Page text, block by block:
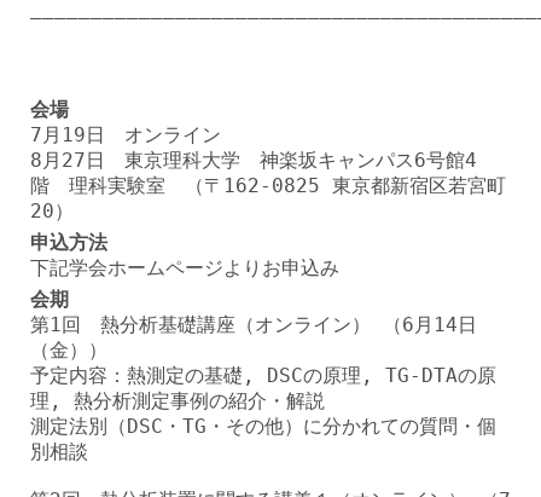
会場
7月19日 オンライン
8月27日 東京理科大学 神楽坂キャンパス6号館4
階 理科実験室 （〒162-0825 東京都新宿区若宮町
20）
申込方法
下記学会ホームページよりお申込み
会期
第1回 熱分析基礎講座（オンライン） （6月14日
（金））
予定内容：熱測定の基礎, DSCの原理, TG-DTAの原
理, 熱分析測定事例の紹介・解説
測定法別（DSC・TG・その他）に分かれての質問・個
別相談